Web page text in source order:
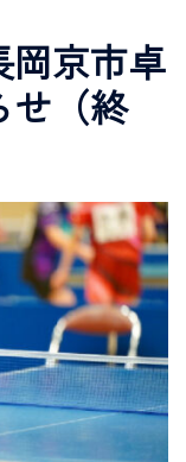
岡京市卓
せ（終